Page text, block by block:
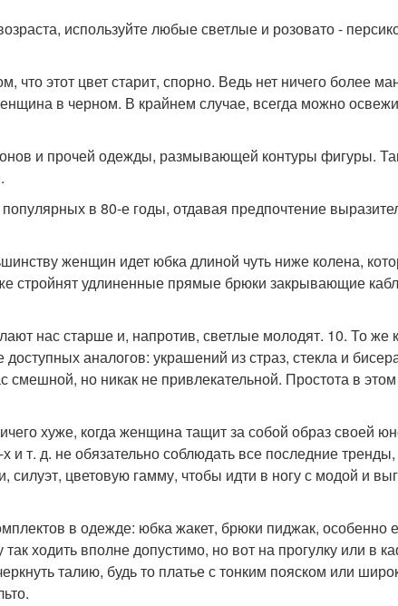
используйте любые светлые и розовато -
что этот цвет старит, спорно. Ведь нет ничего более
в черном. В крайнем случае, всегда можно
и прочей одежды, размывающей контуры фигуры.
в 80-е годы, отдавая предпочтение
женщин идет юбка длиной чуть ниже колена,
стройнят удлиненные прямые брюки закрывающие
нас старше и, напротив, светлые молодят. 10. То же
аналогов: украшений из страз, стекла и
смешной, но никак не привлекательной. Простота в
хуже, когда женщина тащит за собой образ своей
и т. д. не обязательно соблюдать все последние тренды,
цветовую гамму, чтобы идти в ногу с модой и
в одежде: юбка жакет, брюки пиджак, особенно
ходить вполне допустимо, но вот на прогулку или в
талию, будь то платье с тонким пояском или